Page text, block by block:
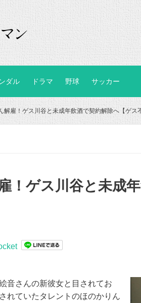
ダル ドラマ 野球 サッカー
解雇！ゲス川谷と未成年飲酒で契約解除へ【ゲス
！ゲス川谷と未成
音さんの新彼女と目されてお
れていたタレントのほのかりん